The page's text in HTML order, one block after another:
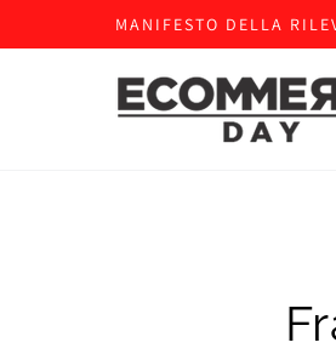
MANIFESTO DELLA